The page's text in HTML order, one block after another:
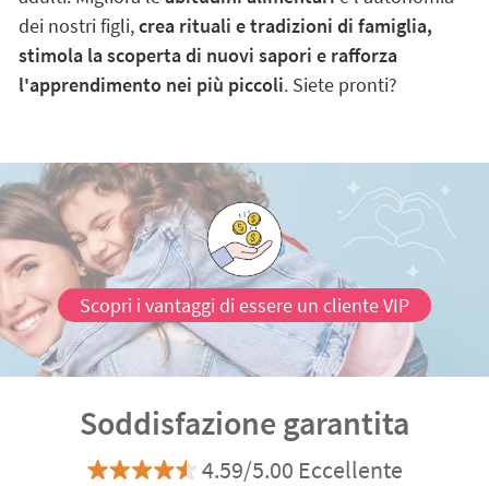
grembiuli e i cappelli da cuoco personalizzati
sono
l'ideale per incoraggiare la famiglia a cucinare insieme.
Cucinare in famiglia è un'attività che porta grandi
adulti. Migliora leabitudini alimentarie l'autonomia
dei nostri figli,crea rituali e tradizioni di famiglia,
stimola la scoperta di nuovi sapori e rafforza
l'apprendimento nei più piccoli. Siete pronti?
Scopri i vantaggi di essere un cliente VIP